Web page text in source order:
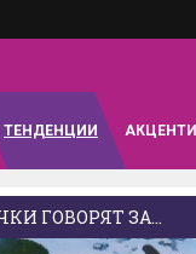
ТЕНДЕНЦИИ АКЦЕНТИ
ГОВОРЯТ ЗА...